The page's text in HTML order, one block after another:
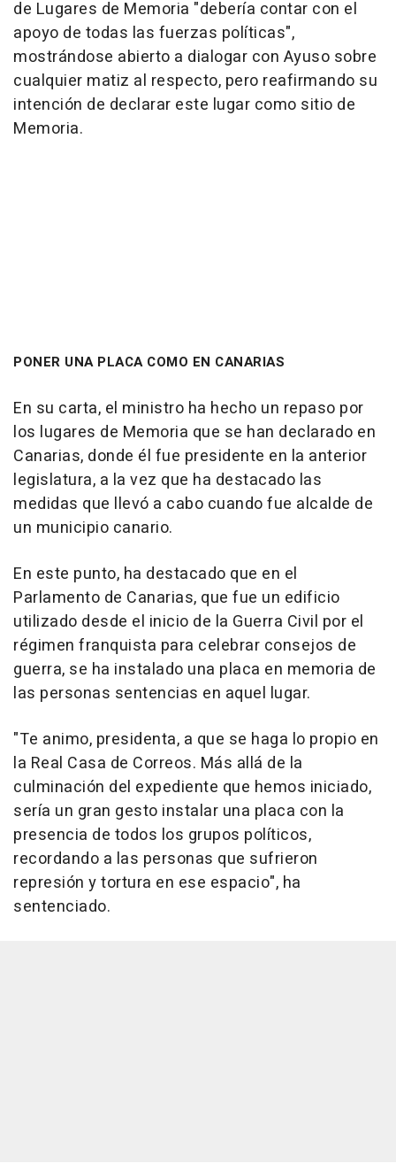
de Lugares de Memoria "debería contar con el
apoyo de todas las fuerzas políticas",
mostrándose abierto a dialogar con Ayuso sobre
cualquier matiz al respecto, pero reafirmando su
intención de declarar este lugar como sitio de
Memoria.
PONER UNA PLACA COMO EN CANARIAS
En su carta, el ministro ha hecho un repaso por
los lugares de Memoria que se han declarado en
Canarias, donde él fue presidente en la anterior
legislatura, a la vez que ha destacado las
medidas que llevó a cabo cuando fue alcalde de
un municipio canario.
En este punto, ha destacado que en el
Parlamento de Canarias, que fue un edificio
utilizado desde el inicio de la Guerra Civil por el
régimen franquista para celebrar consejos de
guerra, se ha instalado una placa en memoria de
las personas sentencias en aquel lugar.
"Te animo, presidenta, a que se haga lo propio en
la Real Casa de Correos. Más allá de la
culminación del expediente que hemos iniciado,
sería un gran gesto instalar una placa con la
presencia de todos los grupos políticos,
recordando a las personas que sufrieron
represión y tortura en ese espacio", ha
sentenciado.